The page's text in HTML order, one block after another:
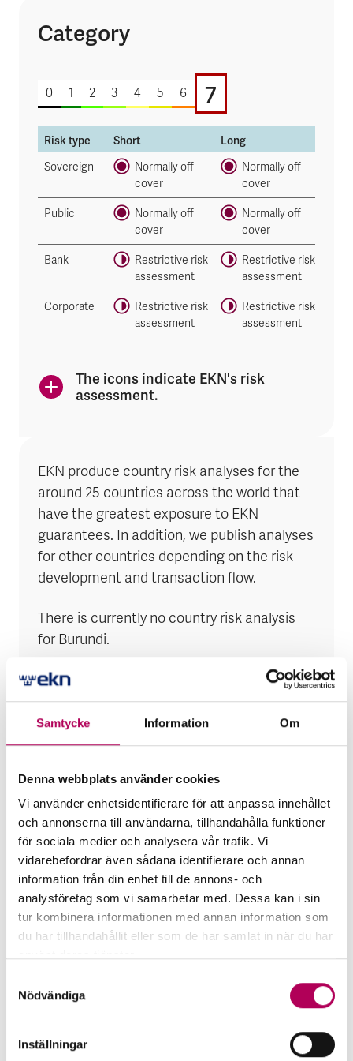
Samtycke Information Om
Denna webbplats använder cookies
Vi använder enhetsidentifierare för att anpassa innehållet
och annonserna till användarna, tillhandahålla funktioner
för sociala medier och analysera vår trafik. Vi
vidarebefordrar även sådana identifierare och annan
information från din enhet till de annons- och
analysföretag som vi samarbetar med. Dessa kan i sin
tur kombinera informationen med annan information som
du har tillhandahållit eller som de har samlat in när du har
personuppgifter.
Nödvändiga
Inställningar
Category
7 of 7
0 1 2 3 4 5 6 7
Risk type Short Long
Sovereign
Normally off
cover
Normally off
cover
Public
Normally off
cover
Normally off
cover
Bank
Restrictive risk
assessment
Restrictive risk
assessment
Corporate
Restrictive risk
assessment
Restrictive risk
assessment
The icons indicate EKN's risk
assessment.
EKN produce country risk analyses for the
around 25 countries across the world that
have the greatest exposure to EKN
guarantees. In addition, we publish analyses
for other countries depending on the risk
development and transaction flow.
There is currently no country risk analysis
for Burundi.
to export to Burundi
EKN's guarantees